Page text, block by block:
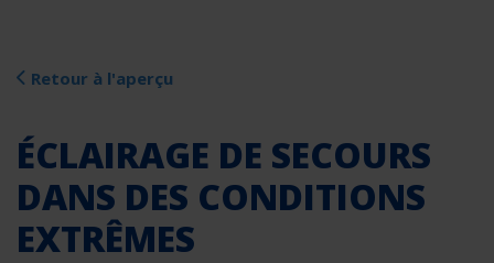
Retour à l'aperçu
ÉCLAIRAGE DE SECOURS
DANS DES CONDITIONS
EXTRÊMES